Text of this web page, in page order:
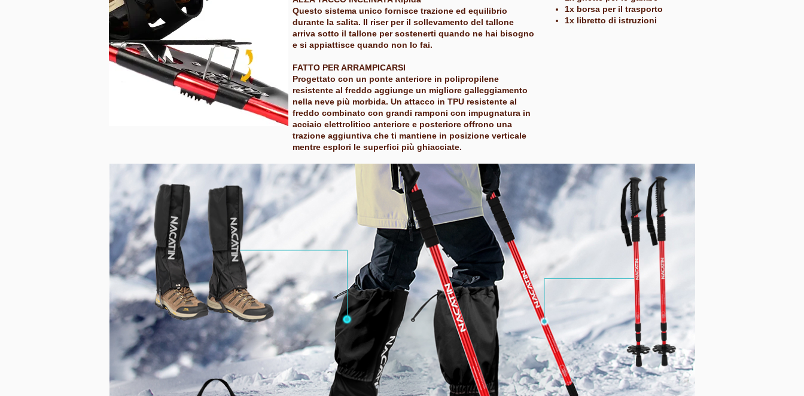
Questo sistema unico fornisce trazione ed equilibrio
durante la salita. Il riser per il sollevamento del tallone
arriva sotto il tallone per sostenerti quando ne hai bisogno
e si appiattisce quando non lo fai.
FATTO PER ARRAMPICARSI
Progettato con un ponte anteriore in polipropilene
resistente al freddo aggiunge un migliore galleggiamento
nella neve più morbida. Un attacco in TPU resistente al
freddo combinato con grandi ramponi con impugnatura in
acciaio elettrolitico anteriore e posteriore offrono una
trazione aggiuntiva che ti mantiene in posizione verticale
mentre esplori le superfici più ghiacciate.
1x borsa per il trasporto
1x libretto di istruzioni